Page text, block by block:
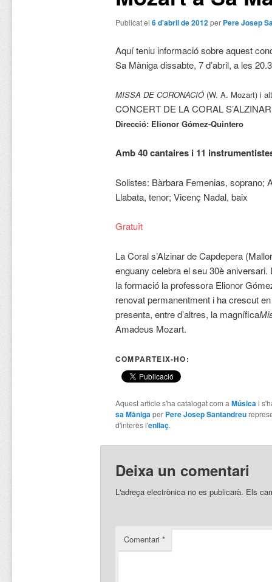
Publicat el 6 d'abril de 2012per Pere Josep
Aquí teniu informació sobre aquest
Sa Màniga dissabte, 7 d’abril, a les
MISSA DE CORONACIÓ(W. A. Mozart) i
CONCERT DE LA CORAL
Direcció: Elionor Gómez-Quintero
Amb 40 cantaires i 11
Solistes: Bàrbara Femenias, soprano;
Llabata, tenor; Vicenç Nadal, baix
Gratuït
La Coral s’Alzinar de Capdepera
enguany celebra el seu 30è aniversari.
la formació la professora Elionor
renovat permanentment i ha crescut
presenta, entre d’altres, la magnífica
Amadeus Mozart.
COMPARTEIX-HO:
Aquest article s'ha catalogat com a Músicai
sa Mànigaper Pere Josep Santandreu
d'interès l'enllaç.
Deixa un comentari
L'adreça electrònica no es publicarà. Els
Comentari *